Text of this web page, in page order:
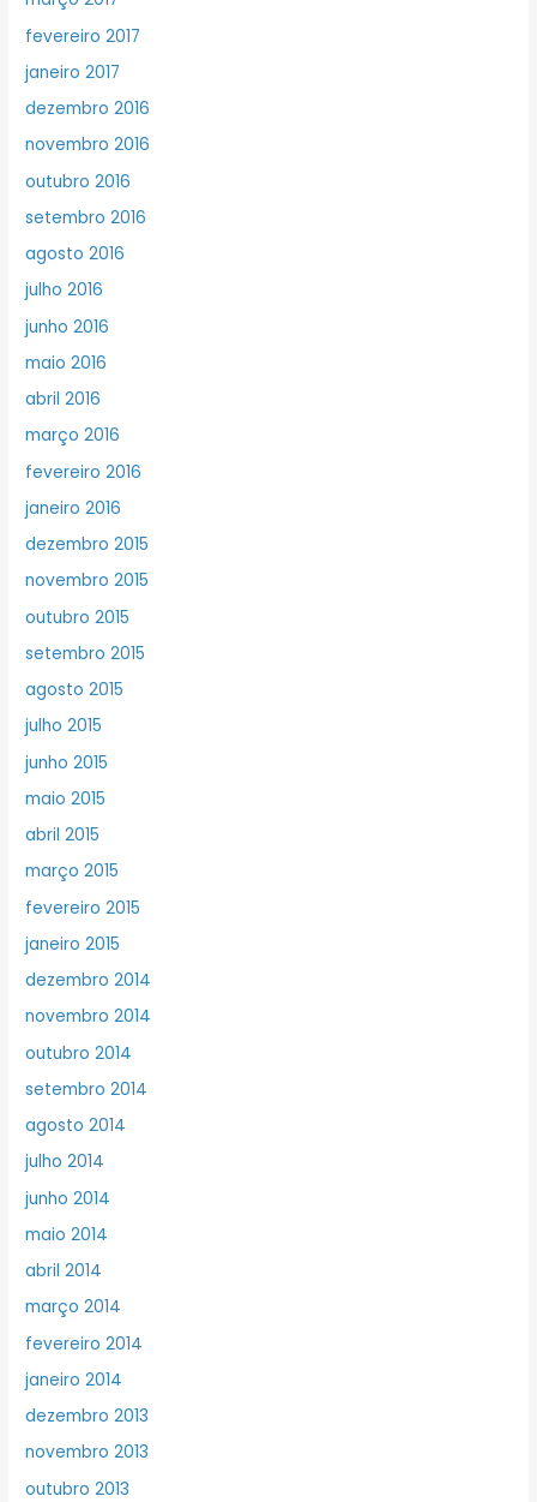
fevereiro 2017
janeiro 2017
dezembro 2016
novembro 2016
outubro 2016
setembro 2016
agosto 2016
julho 2016
junho 2016
maio 2016
abril 2016
março 2016
fevereiro 2016
janeiro 2016
dezembro 2015
novembro 2015
outubro 2015
setembro 2015
agosto 2015
julho 2015
junho 2015
maio 2015
abril 2015
março 2015
fevereiro 2015
janeiro 2015
dezembro 2014
novembro 2014
outubro 2014
setembro 2014
agosto 2014
julho 2014
junho 2014
maio 2014
abril 2014
março 2014
fevereiro 2014
janeiro 2014
dezembro 2013
novembro 2013
outubro 2013